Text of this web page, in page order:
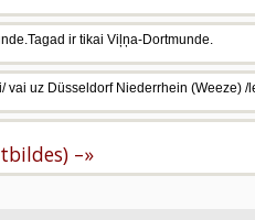
ir tikai Viļņa-Dortmunde.
vai uz Düsseldorf Niederrhein (Weeze) /
–»